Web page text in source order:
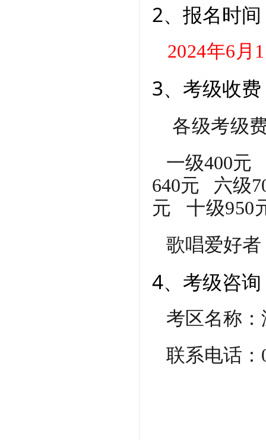
2、报名时间
2024年6月
3、考级收费
各级考级
一级400元
640元 六级
元 十级950
歌唱爱好
4、考级咨询
考区名称：
联系电话：